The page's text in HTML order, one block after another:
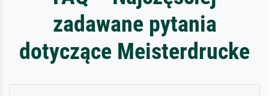
zadawane pytania
dotyczące Meisterdrucke